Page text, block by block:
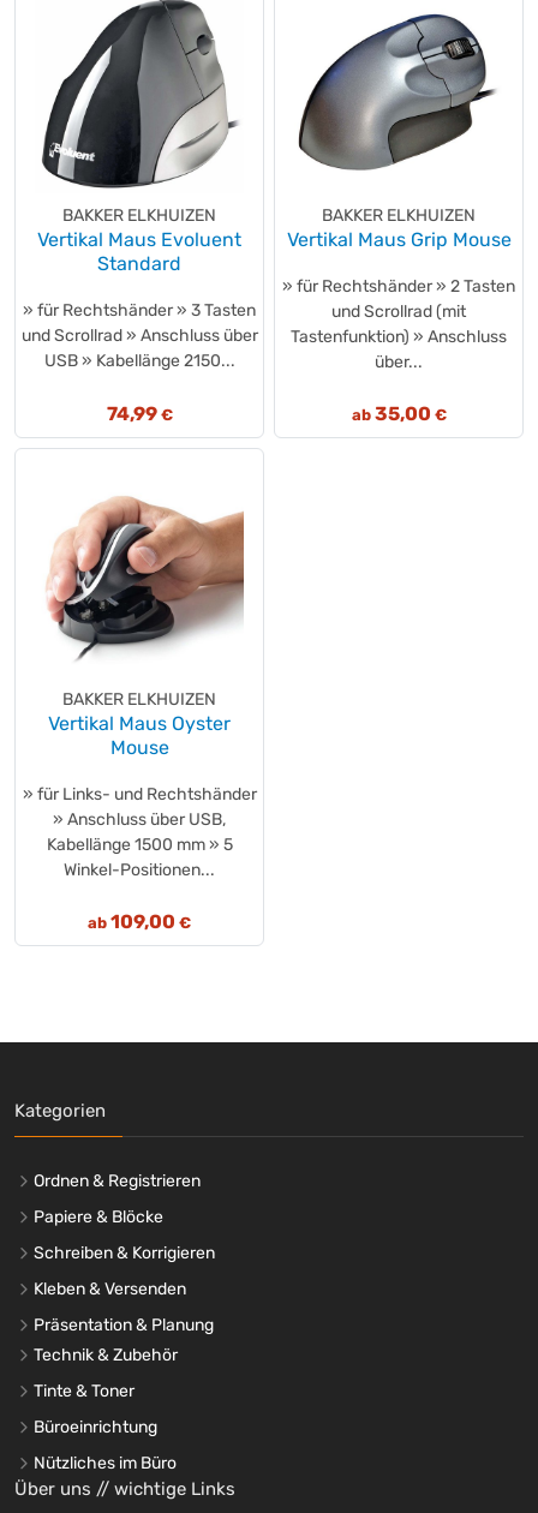
BAKKER ELKHUIZEN
Vertikal Maus Evoluent
Standard
» für Rechtshänder » 3 Tasten
und Scrollrad » Anschluss über
USB » Kabellänge 2150...
74,99€
BAKKER ELKHUIZEN
Vertikal Maus Grip Mouse
» für Rechtshänder » 2 Tasten
und Scrollrad (mit
Tastenfunktion) » Anschluss
über...
ab 35,00 €
BAKKER ELKHUIZEN
Vertikal Maus Oyster
Mouse
» für Links- und Rechtshänder
» Anschluss über USB,
Kabellänge 1500 mm » 5
Winkel-Positionen...
ab 109,00 €
Kategorien
Ordnen & Registrieren
Papiere & Blöcke
Schreiben & Korrigieren
Kleben & Versenden
Präsentation & Planung
Technik & Zubehör
Tinte & Toner
Büroeinrichtung
Nützliches im Büro
Über uns // wichtige Links